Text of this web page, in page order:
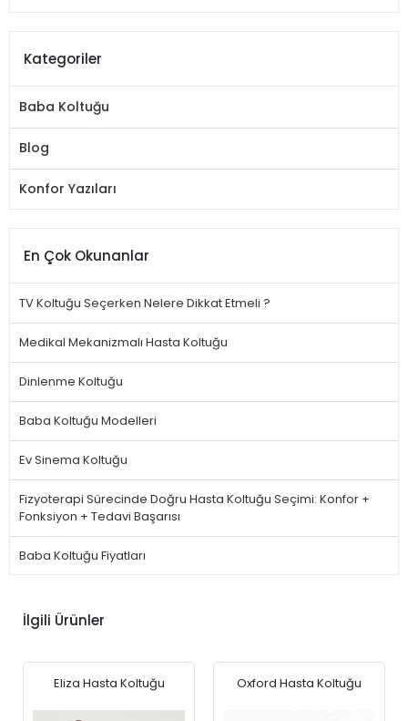
Kategoriler
Baba Koltuğu
Blog
Konfor Yazıları
En Çok Okunanlar
TV Koltuğu Seçerken Nelere Dikkat Etmeli ?
Medikal Mekanizmalı Hasta Koltuğu
Dinlenme Koltuğu
Baba Koltuğu Modelleri
Ev Sinema Koltuğu
Fizyoterapi Sürecinde Doğru Hasta Koltuğu Seçimi: Konfor +
Fonksiyon + Tedavi Başarısı
Baba Koltuğu Fiyatları
İlgili Ürünler
Eliza Hasta Koltuğu Oxford Hasta Koltuğu